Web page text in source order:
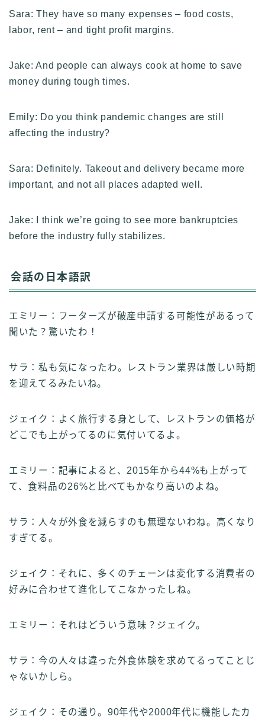
Sara: They have so many expenses – food costs,
labor, rent – and tight profit margins.
Jake: And people can always cook at home to save
money during tough times.
Emily: Do you think pandemic changes are still
affecting the industry?
Sara: Definitely. Takeout and delivery became more
important, and not all places adapted well.
Jake: I think we’re going to see more bankruptcies
before the industry fully stabilizes.
会話の日本語訳
エミリー：フーターズが破産申請する可能性があるって
聞いた？驚いたわ！
サラ：私も気になったわ。レストラン業界は厳しい時期
を迎えてるみたいね。
ジェイク：よく旅行する身として、レストランの価格が
どこでも上がってるのに気付いてるよ。
エミリー：記事によると、2015年から44%も上がって
て、食料品の26%と比べてもかなり高いのよね。
サラ：人々が外食を減らすのも無理ないわね。高くなり
すぎてる。
ジェイク：それに、多くのチェーンは変化する消費者の
好みに合わせて進化してこなかったしね。
エミリー：それはどういう意味？ジェイク。
サラ：今の人々は違った外食体験を求めてるってことじ
ゃないかしら。
ジェイク：その通り。90年代や2000年代に機能したカ